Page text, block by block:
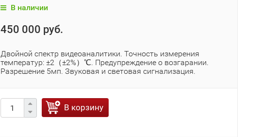
В наличии
450 000 руб.
Двойной спектр видеоаналитики. Точность измерения
температур: ±2（±2%）℃. Предупреждение о возгарании.
Разрешение 5мп. Звуковая и световая сигнализация.
В корзину